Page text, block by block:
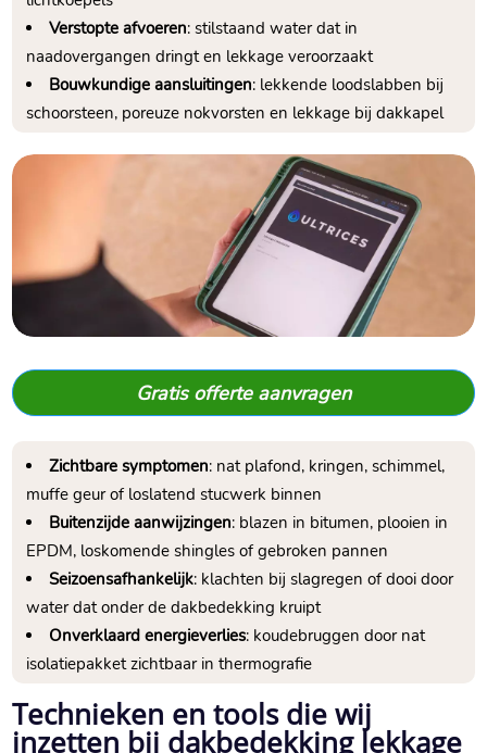
Verstopte afvoeren: stilstaand water dat in
naadovergangen dringt en lekkage veroorzaakt
Bouwkundige aansluitingen: lekkende loodslabben bij
schoorsteen, poreuze nokvorsten en lekkage bij dakkapel
Gratis offerte aanvragen
Zichtbare symptomen: nat plafond, kringen, schimmel,
muffe geur of loslatend stucwerk binnen
Buitenzijde aanwijzingen: blazen in bitumen, plooien in
EPDM, loskomende shingles of gebroken pannen
Seizoensafhankelijk: klachten bij slagregen of dooi door
water dat onder de dakbedekking kruipt
Onverklaard energieverlies: koudebruggen door nat
isolatiepakket zichtbaar in thermografie
Technieken en tools die wij
inzetten bij dakbedekking lekkage